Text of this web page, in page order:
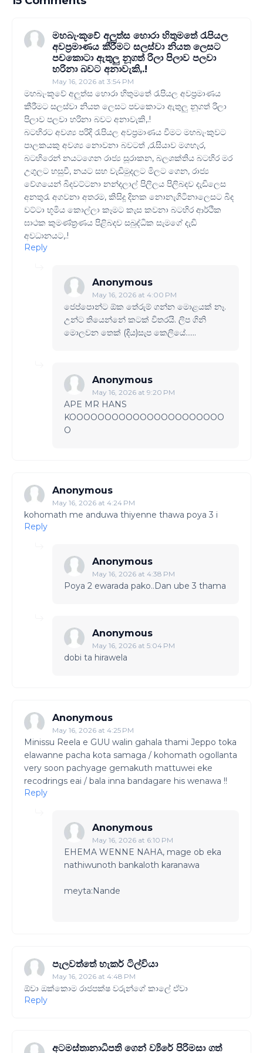
මහබැංකූවේ අලුත්ස හොරා හිතුමතේ රැපියල
අවප්‍රමාණය කීරීමට සලස්වා නියත ලෙසට
පචකොටා ඇතුලු නූගත් රිලා පිලාව පලවා
හරිනා බවට අනාවැකි,.!
May 16, 2026 at 3:54 PM
මහබැංකූවේ අලුත්ස හොරා හිතුමතේ රැපියල අවප්‍රමාණය
කීරීමට සලස්වා නියත ලෙසට පචකොටා ඇතුලු නූගත් රිලා
පිලාව පලවා හරිනා බවට අනාවැකි,.!
බටහිරට අවශ්‍ය පරිදි රැපියල අවප්‍රමාණය වීමට මහබැංකුවට
පාලකයකු අවශ්‍ය නොවනා බවටත් ,රැසියාව මගහැර,
බටහිරෙන් නයටගෙන රාජ්‍ය සූරාකන, බලශක්තිය බටහිර මර
උගුලට හසුවී, නයට සහ වැඩිමුදලට මිලට ගෙන, රාජ්‍ය
වේගයෙන් බිදවට්ටනා නන්දලාල් පිලිලය පිලිබදව දැඩිලෙස
අනතුරැ අගවනා අතරම, කිසිදූ දිනක නොනැගිටිනාලෙසට බිද
වට්ටා භූමිය කොල්ලා කෑමට කැස කවනා බටහිර ආර්ථික
ඝාථක කුමණ්ත්‍රණය පිළිබදව සබුද්ධික සැමගේ දැඩි
අවධානයට,.!
Reply
Anonymous
May 16, 2026 at 4:00 PM
ජෙප්පොන්ට ඕක තේරුම් ගන්න මොළයක් නෑ.
උන්ට තියෙන්නේ කටක් විතරයි. ලිප ගිනි
මොලවන තෙක් (දිය)සැප කෙලියේ......
Anonymous
May 16, 2026 at 9:20 PM
APE MR HANS
KOOOOOOOOOOOOOOOOOOOOOO
O
Anonymous
May 16, 2026 at 4:24 PM
kohomath me anduwa thiyenne thawa poya 3 i
Reply
Anonymous
May 16, 2026 at 4:38 PM
Poya 2 ewarada pako..Dan ube 3 thama
Anonymous
May 16, 2026 at 5:04 PM
dobi ta hirawela
Anonymous
May 16, 2026 at 4:25 PM
Minissu Reela e GUU walin gahala thami Jeppo toka
elawanne pacha kota samaga / kohomath ogollanta
very soon pachyage gemakuth mattuwei eke
recodrings eai / bala inna bandagare his wenawa !!
Reply
Anonymous
May 16, 2026 at 6:10 PM
EHEMA WENNE NAHA, mage ob eka
nathiwunoth bankaloth karanawa
meyta:Nande
පැලවත්තේ හැකර් ටිල්වියා
May 16, 2026 at 4:48 PM
ඕවා ඔක්කොම රාජපක්ෂ වරුන්ගේ කාලේ ඒවා
Reply
අටමස්තානාධිපති ගෙන් ව්‍යිරේ පිරිමසා ගත්